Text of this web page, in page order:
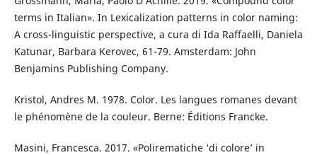
terms in Italian». In Lexicalization patterns in color naming:
A cross-linguistic perspective, a cura di Ida Raffaelli, Daniela
Katunar, Barbara Kerovec, 61-79. Amsterdam: John
Benjamins Publishing Company.
Kristol, Andres M. 1978. Color. Les langues romanes devant
le phénomène de la couleur. Berne: Éditions Francke.
Masini, Francesca. 2017. «Polirematiche ‘di colore’ in